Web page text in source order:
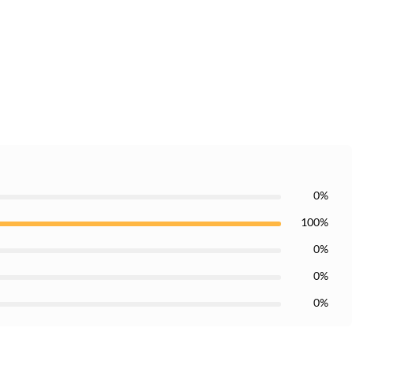
0%
100%
0%
0%
0%